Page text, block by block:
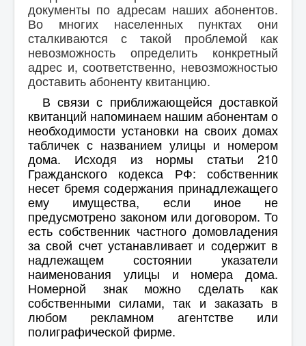
Контакты
Обратная связь
документы по адресам наших абонентов.
Во многих населенных пунктах они
сталкиваются с такой проблемой как
невозможность определить конкретный
адрес и, соответственно, невозможностью
доставить абоненту квитанцию.
В связи с приближающейся доставкой
квитанций напоминаем нашим абонентам о
необходимости установки на своих домах
табличек с названием улицы и номером
дома. Исходя из нормы статьи 210
Гражданского кодекса РФ: собственник
несет бремя содержания принадлежащего
ему имущества, если иное не
предусмотрено законом или договором. То
есть собственник частного домовладения
за свой счет устанавливает и содержит в
надлежащем состоянии указатели
наименования улицы и номера дома.
Номерной знак можно сделать как
собственными силами, так и заказать в
любом рекламном агентстве или
полиграфической фирме.